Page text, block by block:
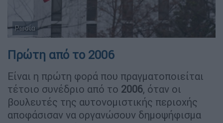
Ρωσία
Πρώτη από το 2006
Είναι η πρώτη φορά που πραγματοποιείται
τέτοιο συνέδριο από το 2006, όταν οι
βουλευτές της αυτονομιστικής περιοχής
αποφάσισαν να οργανώσουν δημοψήφισμα